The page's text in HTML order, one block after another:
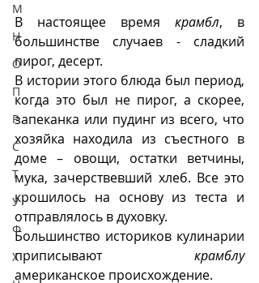
М
Н
О
П
Р
С
Т
У
Ф
Х
В настоящее время крамбл, в
большинстве случаев - сладкий
пирог, десерт.
В истории этого блюда был период,
когда это был не пирог, а скорее,
запеканка или пудинг из всего, что
хозяйка находила из съестного в
доме – овощи, остатки ветчины,
мука, зачерствевший хлеб. Все это
крошилось на основу из теста и
отправлялось в духовку.
Большинство историков кулинарии
приписывают крамблу
американское происхождение.